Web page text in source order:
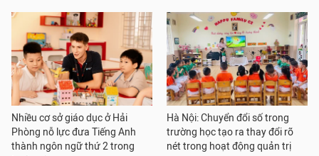
Nhiều cơ sở giáo dục ở Hải
Phòng nỗ lực đưa Tiếng Anh
thành ngôn ngữ thứ 2 trong
Hà Nội: Chuyển đổi số trong
trường học tạo ra thay đổi rõ
nét trong hoạt động quản trị